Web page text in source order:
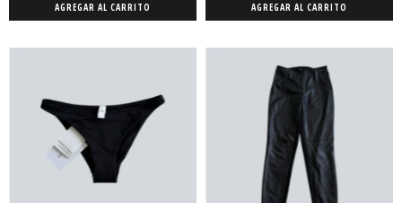
AGREGAR AL CARRITO AGREGAR AL CARRITO